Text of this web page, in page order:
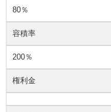
80％
容積率
200％
権利金